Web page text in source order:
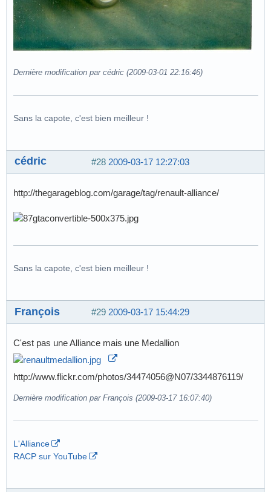
Dernière modification par cédric (2009-03-01 22:16:46)
Sans la capote, c'est bien meilleur !
#28 2009-03-17 12:27:03
cédric
http://thegarageblog.com/garage/tag/renault-alliance/
Sans la capote, c'est bien meilleur !
#29 2009-03-17 15:44:29
François
C'est pas une Alliance mais une Medallion
http://www.flickr.com/photos/34474056@N07/3344876119/
Dernière modification par François (2009-03-17 16:07:40)
L'Alliance
RACP sur YouTube